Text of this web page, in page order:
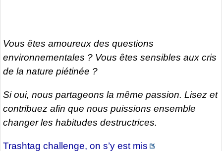
Vous êtes amoureux des questions
environnementales ? Vous êtes sensibles aux cris
de la nature piétinée ?
Si oui, nous partageons la même passion. Lisez et
contribuez afin que nous puissions ensemble
changer les habitudes destructrices.
Trashtag challenge, on s’y est mis